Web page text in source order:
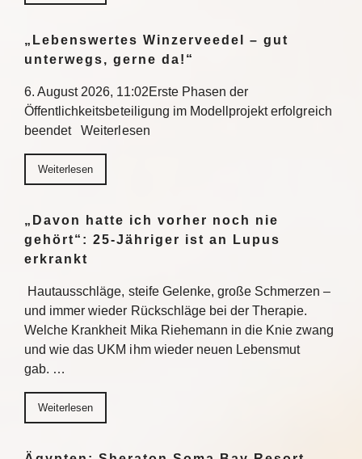
„Lebenswertes Winzerveedel – gut
unterwegs, gerne da!“
6. August 2026, 11:02Erste Phasen der
Öffentlichkeitsbeteiligung im Modellprojekt erfolgreich
beendet Weiterlesen
Weiterlesen
„Davon hatte ich vorher noch nie
gehört“: 25-Jähriger ist an Lupus
erkrankt
Hautausschläge, steife Gelenke, große Schmerzen –
und immer wieder Rückschläge bei der Therapie.
Welche Krankheit Mika Riehemann in die Knie zwang
und wie das UKM ihm wieder neuen Lebensmut
gab. …
Weiterlesen